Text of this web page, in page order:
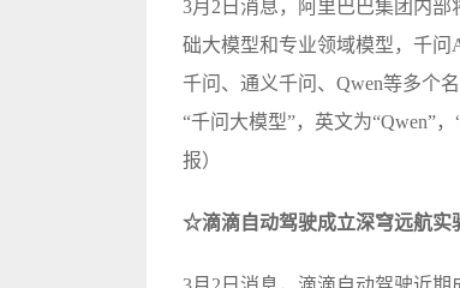
3月2日消息，阿里巴巴集团内
础大模型和专业领域模型，千
千问、通义千问、Qwen等多个
“千问大模型”，英文为“Qwen”
报）
☆滴滴自动驾驶成立深穹远航实